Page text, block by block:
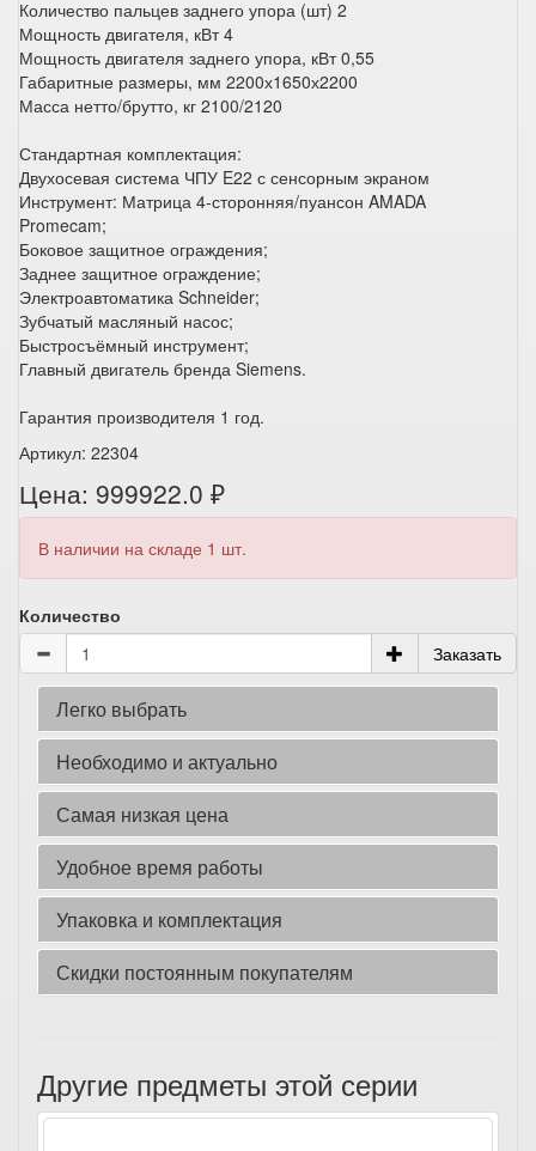
Количество пальцев заднего упора (шт) 2
Мощность двигателя, кВт 4
Мощность двигателя заднего упора, кВт 0,55
Габаритные размеры, мм 2200х1650х2200
Масса нетто/брутто, кг 2100/2120
Стандартная комплектация:
Двухосевая система ЧПУ E22 с сенсорным экраном
Инструмент: Матрица 4-сторонняя/пуансон AMADA
Promecam;
Боковое защитное ограждения;
Заднее защитное ограждение;
Электроавтоматика Schneider;
Зубчатый масляный насос;
Быстросъёмный инструмент;
Главный двигатель бренда Siemens.
Гарантия производителя 1 год.
Артикул: 22304
Цена: 999922.0 ₽
В наличии на складе 1 шт.
Количество
Заказать
Легко выбрать
Необходимо и актуально
Самая низкая цена
Удобное время работы
Упаковка и комплектация
Скидки постоянным покупателям
Другие предметы этой серии